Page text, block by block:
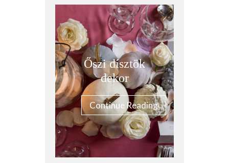
Őszi dísztök
dekor
Continue Reading